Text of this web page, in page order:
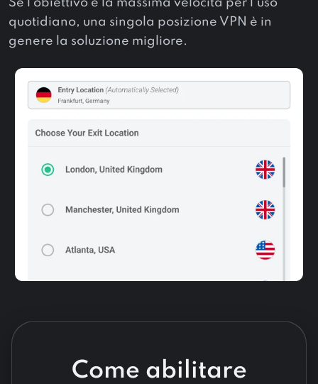
Se l'obiettivo è la massima velocità per l'uso
quotidiano, una singola posizione VPN è in
genere la soluzione migliore.
Come abilitare